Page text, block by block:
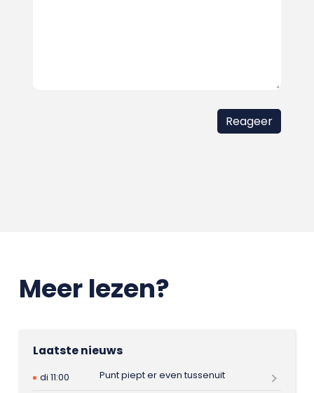
Meer lezen?
Laatste nieuws
di 11:00
Punt piept er even tussenuit